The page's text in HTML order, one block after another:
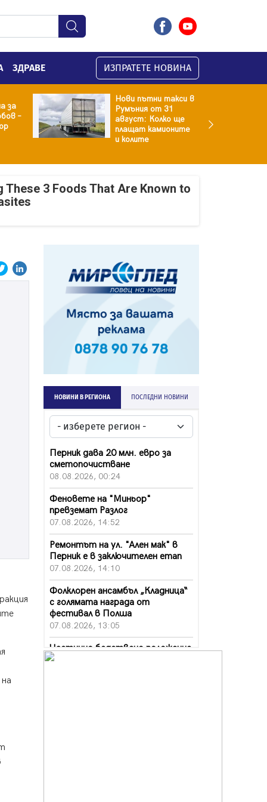
ЗДРАВЕ ИЗПРАТЕТЕ НОВИНА
за
–
Нови пътни такси в
Румъния от 31
август: Колко ще
плащат камионите
и колите
These 3 Foods That Are Known to
НОВИНИ В РЕГИОНА ПОСЛЕДНИ НОВИНИ
Перник дава 20 млн. евро за
сметопочистване
08.08.2026, 00:24
Феновете на "Миньор"
превземат Разлог
07.08.2026, 14:52
Ремонтът на ул. "Ален мак" в
Перник е в заключителен етап
07.08.2026, 14:10
Фолклорен ансамбъл „Кладница“
с голямата награда от
фестивал в Полша
07.08.2026, 13:05
Частично бедствено положение
в Перник заради пропаднал път,